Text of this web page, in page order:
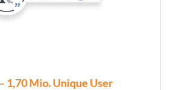
1,70 Mio. Unique User